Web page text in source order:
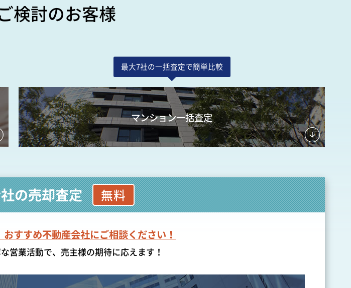
検討のお客様
最大7社の一括査定で簡単比較
マンション一括査定
の売却査定 無料
すすめ不動産会社にご相談ください！
営業活動で、売主様の期待に応えます！